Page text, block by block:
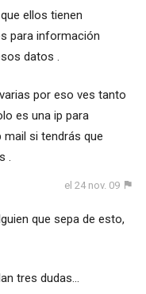
ellos tienen
para información
datos .
por eso ves tanto
es una ip para
si tendrás que
el 24 nov. 09
que sepa de esto,
tres dudas...